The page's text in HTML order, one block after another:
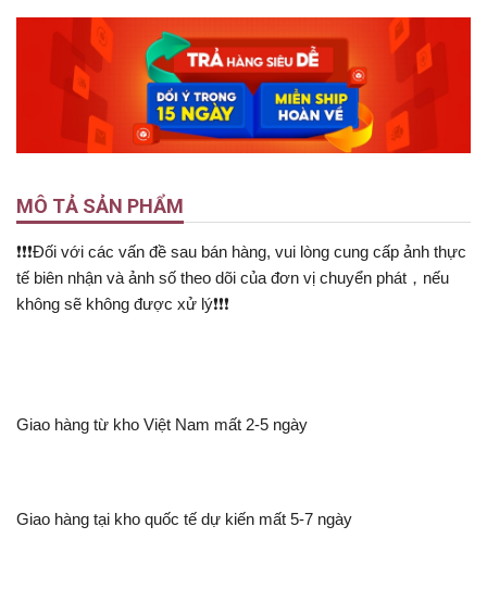
MÔ TẢ SẢN PHẨM
❗❗❗Đối với các vấn đề sau bán hàng, vui lòng cung cấp ảnh thực
tế biên nhận và ảnh số theo dõi của đơn vị chuyển phát，nếu
không sẽ không được xử lý❗❗❗
​​Giao hàng từ kho Việt Nam mất 2-5 ngày
Giao hàng tại kho quốc tế dự kiến ​​mất 5-7 ngày